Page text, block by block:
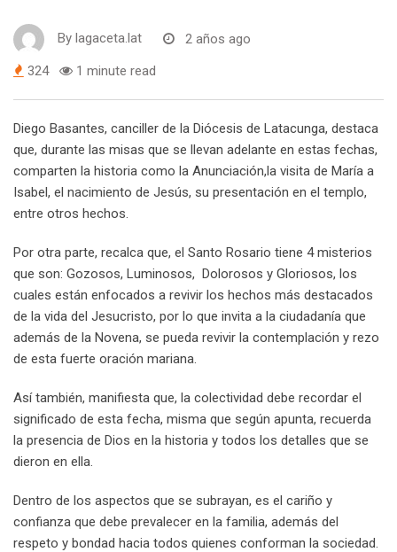
By lagaceta.lat 2 años ago
324 1 minute read
Diego Basantes, canciller de la Diócesis de Latacunga, destaca
que, durante las misas que se llevan adelante en estas fechas,
comparten la historia como la Anunciación,la visita de María a
Isabel, el nacimiento de Jesús, su presentación en el templo,
entre otros hechos.
Por otra parte, recalca que, el Santo Rosario tiene 4 misterios
que son: Gozosos, Luminosos, Dolorosos y Gloriosos, los
cuales están enfocados a revivir los hechos más destacados
de la vida del Jesucristo, por lo que invita a la ciudadanía que
además de la Novena, se pueda revivir la contemplación y rezo
de esta fuerte oración mariana.
Así también, manifiesta que, la colectividad debe recordar el
significado de esta fecha, misma que según apunta, recuerda
la presencia de Dios en la historia y todos los detalles que se
dieron en ella.
Dentro de los aspectos que se subrayan, es el cariño y
confianza que debe prevalecer en la familia, además del
respeto y bondad hacia todos quienes conforman la sociedad.